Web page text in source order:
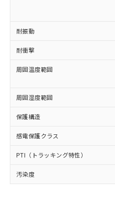
耐振動
耐衝撃
周囲温度範囲
周囲湿度範囲
保護構造
感電保護クラス
PTI（トラッキング特性）
汚染度
正式な納期状況
様のお取引先、
ムロン制御機器
オムロン制御機
販売ネッ
在庫状況および
事前の承諾なく
マイパーツ機能
ビス）をご利用
メンバーズにご登
あります。
お客様が当ウェ
登録された部品
および当社の共
(PBDE) 1000ppm以下、フタ
ル) (DEHP)(別名：DOP)
ルベンジル（BBP）
（DBP） 1000ppm以下、
但し、RoHS指令で産業用監
フタル酸エステル類の４物
図的な使用がないことを確認
※2 対応予定月
部品在庫の切り替え状
月が前後することがあ
※3 非含有証明書
Cr(Ⅵ)(六価クロム) :
ニル類) : 1000ppm、
イソブチル) : 1000ppm、
DEHP(フタル酸ビス(2-エチ
※2 環境保護使用期限
「ｅ」：有害物質（10
準値以下であることを
「10」：通常の使用
質が外部に漏えいし
及ぼさない年数を意味
「－」：未確認です
い合わせください。
当社は規制貨物
いよう必要な手
当社は貴社製品
ル、化学兵器、
武器並びにこれ
当社は、貴社製
場合は、上記1
該第三者に通知
販売先および販
法に輸出するお
り引きをいたし
一定数以上
一定数には
在庫なし(
いては、お
たはお客様
機器販売店
白
受注生産機
情報を公開